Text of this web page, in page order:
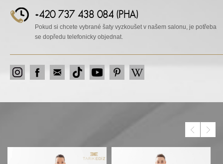
+420 737 438 084 (PHA)
Pokud si chcete vybrané šaty vyzkoušet v našem salonu, je potřeba
se dopředu telefonicky objednat.